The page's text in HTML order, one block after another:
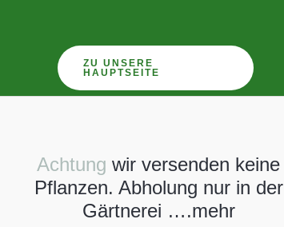
ZU UNSERE
HAUPTSEITE
Achtung wir versenden keine
Pflanzen. Abholung nur in der
Gärtnerei ….mehr